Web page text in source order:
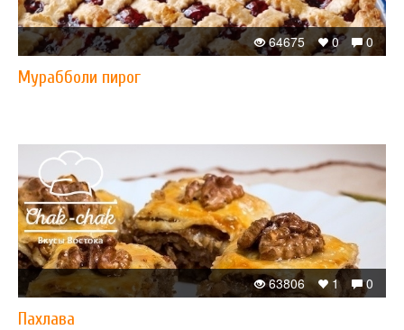
0
0
64675
Мурабболи пирог
0
1
63806
Пахлава